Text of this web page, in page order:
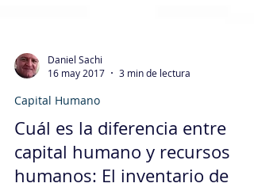
Daniel Sachi
16 may 2017
Capital Humano